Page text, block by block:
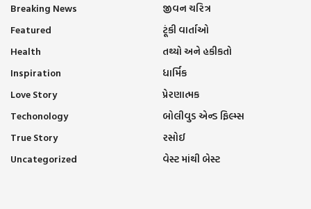
Breaking News
Featured
Health
Inspiration
Love Story
Techonology
True Story
Uncategorized
જીવન ચરિત્ર
ટૂંકી વાર્તાઓ
તથ્યો અને હકીકતો
ધાર્મિક
પ્રેરણાત્મક
બોલીવુડ એન્ડ ફિલ્મ્સ
રસોઈ
વેસ્ટ માંથી બેસ્ટ